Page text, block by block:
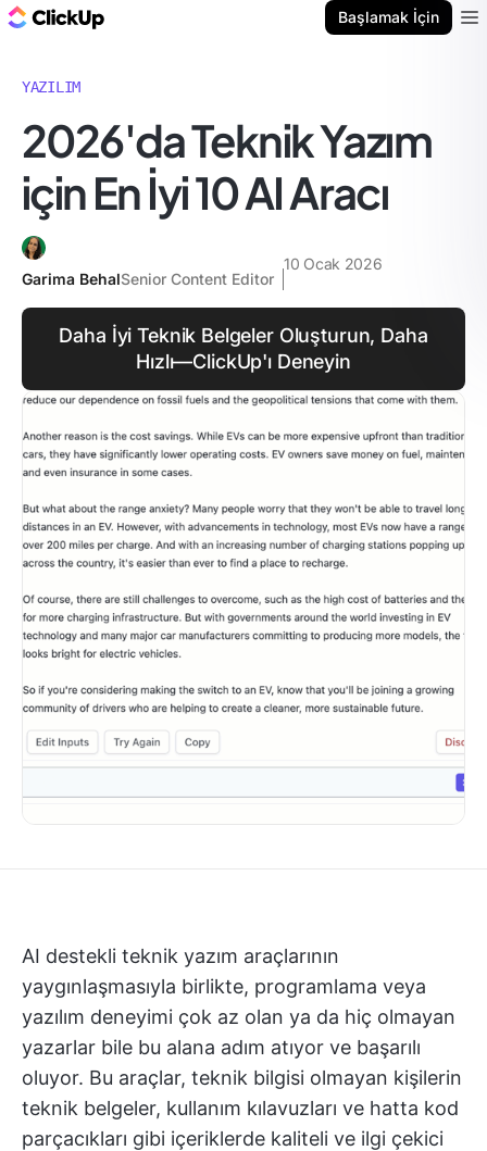
Başlamak İçin
YAZILIM
2026'da Teknik Yazım
için En İyi 10 AI Aracı
Garima BehalSenior Content Editor
10 Ocak 2026
Daha İyi Teknik Belgeler Oluşturun, Daha
Hızlı—ClickUp'ı Deneyin
AI destekli teknik yazım araçlarının
yaygınlaşmasıyla birlikte, programlama veya
yazılım deneyimi çok az olan ya da hiç olmayan
yazarlar bile bu alana adım atıyor ve başarılı
oluyor. Bu araçlar, teknik bilgisi olmayan kişilerin
teknik belgeler, kullanım kılavuzları ve hatta kod
parçacıkları gibi içeriklerde kaliteli ve ilgi çekici